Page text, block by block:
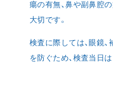
瘍の有無、鼻や副鼻腔
大切です。
検査に際しては、眼鏡
を防ぐため、検査当日